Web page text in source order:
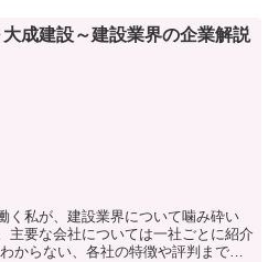
大成建設～建設業界の企業解説
く私が、建設業界について噛み砕い
主要な会社については一社ごとに紹介
からない、各社の特徴や評判まで脚